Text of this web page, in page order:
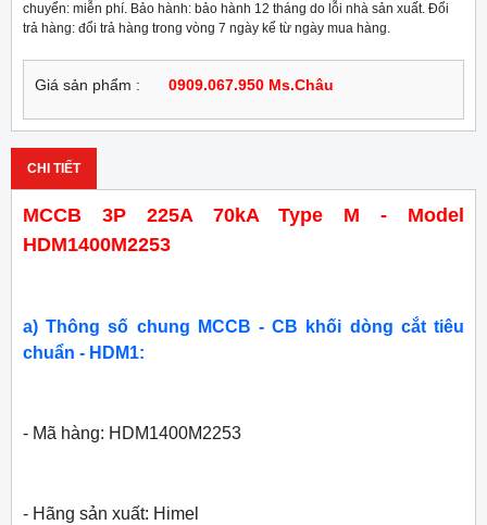
chuyển: miễn phí. Bảo hành: bảo hành 12 tháng do lỗi nhà sản xuất. Đổi
trả hàng: đổi trả hàng trong vòng 7 ngày kể từ ngày mua hàng.
Giá sản phẩm : 0909.067.950 Ms.Châu
CHI TIẾT
MCCB 3P 225A 70kA Type M - Model
HDM1400M2253
a) Thông số chung MCCB - CB khối dòng cắt tiêu
chuẩn - HDM1:
- Mã hàng: HDM1400M2253
- Hãng sản xuất: Himel